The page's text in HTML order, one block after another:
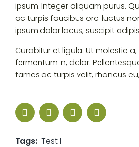
ipsum. Integer aliquam purus.
ac turpis faucibus orci luctus
ipsum dolor lacus, suscipit
Curabitur et ligula. Ut molestie
fermentum in, dolor.
fames ac turpis velit, rhoncus
Tags: Test 1